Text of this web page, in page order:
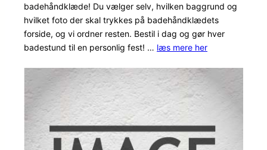
af 5
baseret
på
dømmel
ser
badehåndklæde! Du vælger selv, hvilken baggrund og
hvilket foto der skal trykkes på badehåndklædets
forside, og vi ordner resten. Bestil i dag og gør hver
badestund til en personlig fest! … læs mere her